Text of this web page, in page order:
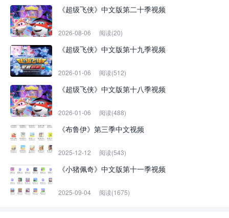
《超级飞侠》中文版第二十季视频
2026-08-06 阅读(20)
《超级飞侠》中文版第十九季视频
2026-01-06 阅读(512)
《超级飞侠》中文版第十八季视频
2026-01-06 阅读(488)
《布鲁伊》第三季中文视频
2025-12-12 阅读(543)
《小猪佩奇》中文版第十一季视频
2025-09-04 阅读(1675)